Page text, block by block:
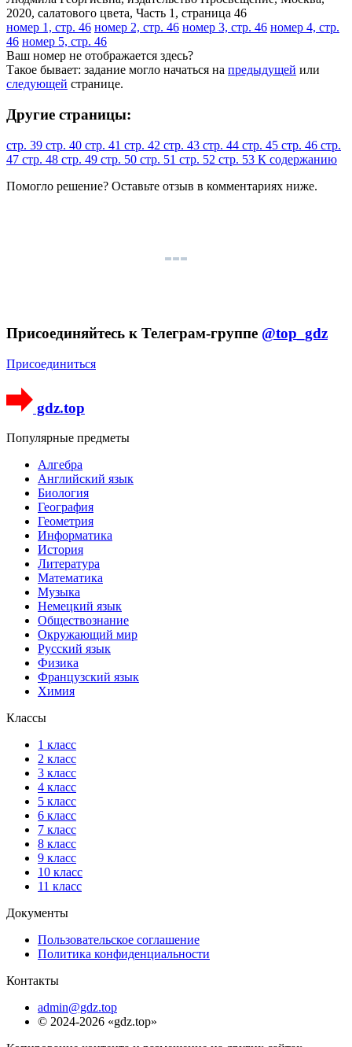
номер 1, стр. 46 номер 2, стр. 46 номер 3, стр. 46 номер 4, стр.
46 номер 5, стр. 46
Ваш номер не отображается здесь?
Такое бывает: задание могло начаться на предыдущей или
следующей странице.
Другие страницы:
стр. 39 стр. 40 стр. 41 стр. 42 стр. 43 стр. 44 стр. 45 стр. 46 стр.
47 стр. 48 стр. 49 стр. 50 стр. 51 стр. 52 стр. 53 К содержанию
Помогло решение? Оставьте отзыв в комментариях ниже.
Присоединяйтесь к Телеграм-группе @top_gdz
Присоединиться
gdz.top
Популярные предметы
Алгебра
Английский язык
Биология
География
Геометрия
Информатика
История
Литература
Математика
Музыка
Немецкий язык
Обществознание
Окружающий мир
Русский язык
Физика
Французский язык
Химия
Классы
1 класс
2 класс
3 класс
4 класс
5 класс
6 класс
7 класс
8 класс
9 класс
10 класс
11 класс
Документы
Пользовательское соглашение
Политика конфиденциальности
Контакты
admin@gdz.top
© 2024-2026 «gdz.top»